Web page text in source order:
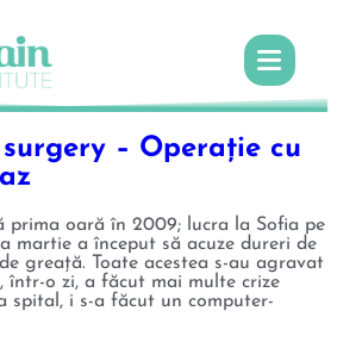
– Operație cu
prima oară în 2009; lucra la Sofia pe
martie a început să acuze dureri de
greață. Toate acestea s-au agravat
într-o zi, a făcut mai multe crize
spital, i s-a făcut un computer-